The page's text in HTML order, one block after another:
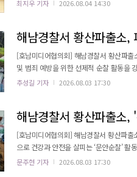
최지우 기자 2026.08.04 14:30
해남경찰서 황산파출소
[호남미디어협의회] 해남경찰서 황산파
및 범죄 예방을 위한 선제적 순찰 활동을 강화한다고 밝혔다. 황산파출소는 피
이 체험장과 고천암 생태공원 등 다중이
추성길 기자 2026.08.03 17:30
해남경찰서 황산파출소
[호남미디어협의회] 해남경찰서 황산파
으로 건강과 안전을 살피는 ‘문안순찰’ 활동을 강화하고 있다고 밝혔
쉬운 장애인 및 어르신 가구를 경찰관이 직접
문주현 기자 2026.08.03 17:30